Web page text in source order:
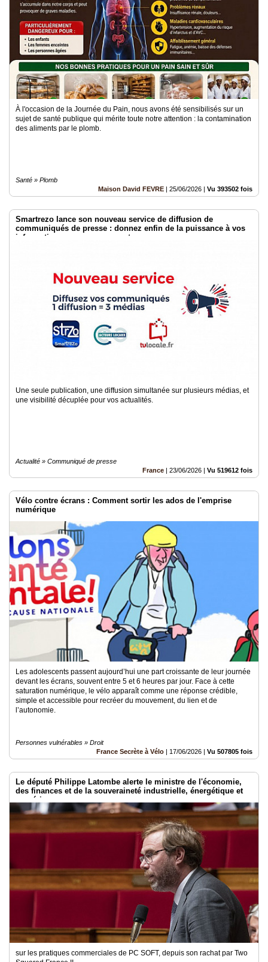
À l'occasion de la Journée du Pain, nous avons été sensibilisés sur un
sujet de santé publique qui mérite toute notre attention : la contamination
des aliments par le plomb.
Santé » Plomb
Maison David FEVRE | 25/06/2026 | Vu 393502 fois
Smartrezo lance son nouveau service de diffusion de
communiqués de presse : donnez enfin de la puissance à vos
informations sans engagement.
Une seule publication, une diffusion simultanée sur plusieurs médias, et
une visibilité décuplée pour vos actualités.
Actualité » Communiqué de presse
France | 23/06/2026 | Vu 519612 fois
Vélo contre écrans : Comment sortir les ados de l'emprise
numérique
Les adolescents passent aujourd’hui une part croissante de leur journée
devant les écrans, souvent entre 5 et 6 heures par jour. Face à cette
saturation numérique, le vélo apparaît comme une réponse crédible,
simple et accessible pour recréer du mouvement, du lien et de
l’autonomie.
Personnes vulnérables » Droit
France Secrète à Vélo | 17/06/2026 | Vu 507805 fois
Le député Philippe Latombe alerte le ministre de l'économie,
des finances et de la souveraineté industrielle, énergétique et
numérique
sur les pratiques commerciales de PC SOFT, depuis son rachat par Two